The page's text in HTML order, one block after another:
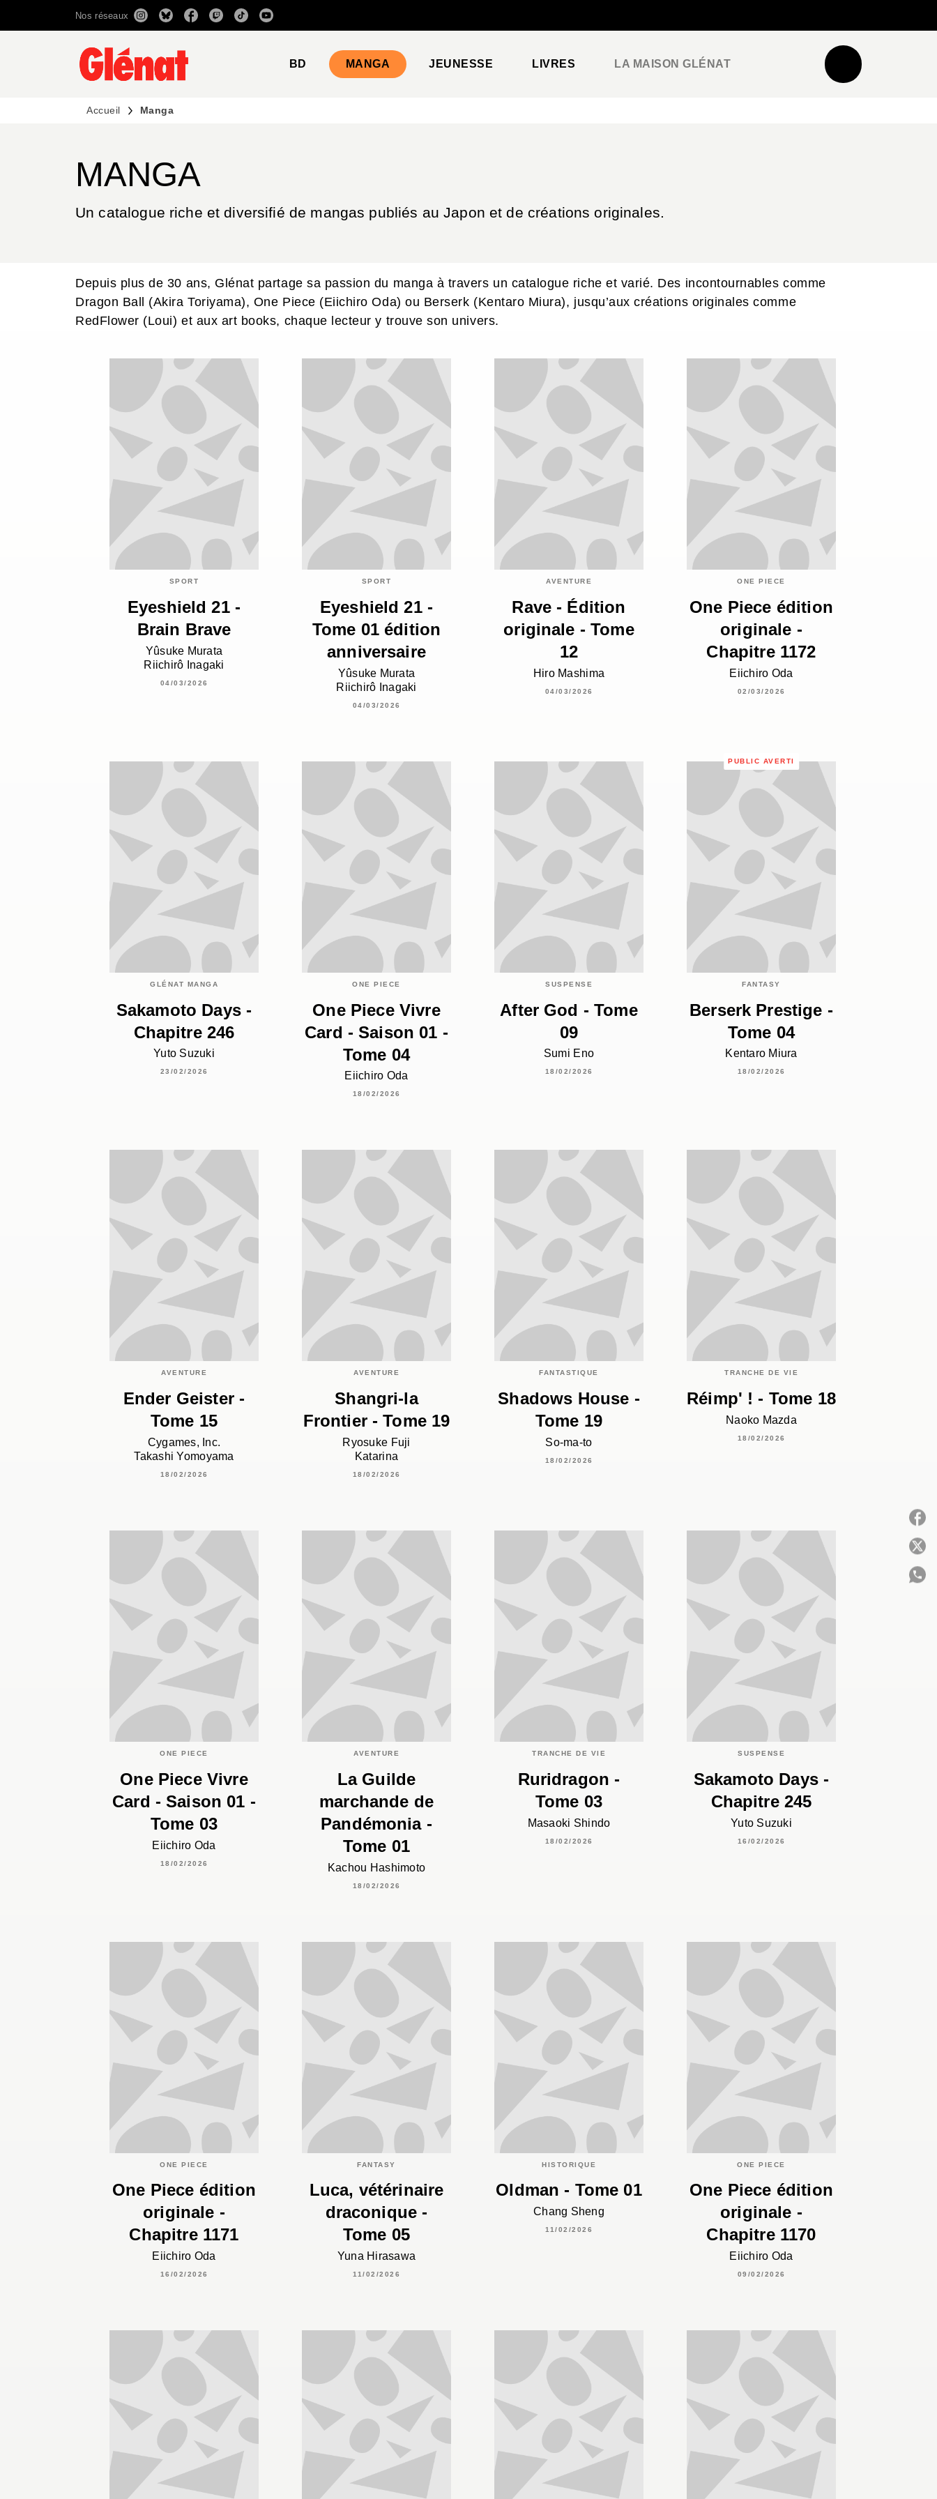
RECHERCHE CONTENU
Nos réseaux
BD MANGA JEUNESSE LIVRES LA MAISON GLÉNAT
Accueil Manga
MANGA
Un catalogue riche et diversifié de mangas publiés au Japon et de créations originales.
Depuis plus de 30 ans, Glénat partage sa passion du manga à travers un catalogue riche et varié. Des incontournables comme
Dragon Ball (Akira Toriyama), One Piece (Eiichiro Oda) ou Berserk (Kentaro Miura), jusqu’aux créations originales comme
RedFlower (Loui) et aux art books, chaque lecteur y trouve son univers.
SPORT
Eyeshield 21 -
Brain Brave
Yûsuke Murata
Riichirô Inagaki
04/03/2026
SPORT
Eyeshield 21 -
Tome 01 édition
anniversaire
Yûsuke Murata
Riichirô Inagaki
04/03/2026
AVENTURE
Rave - Édition
originale - Tome
12
Hiro Mashima
04/03/2026
ONE PIECE
One Piece édition
originale -
Chapitre 1172
Eiichiro Oda
02/03/2026
GLÉNAT MANGA
Sakamoto Days -
Chapitre 246
Yuto Suzuki
23/02/2026
ONE PIECE
One Piece Vivre
Card - Saison 01 -
Tome 04
Eiichiro Oda
18/02/2026
SUSPENSE
After God - Tome
09
Sumi Eno
18/02/2026
PUBLIC AVERTI
FANTASY
Berserk Prestige -
Tome 04
Kentaro Miura
18/02/2026
AVENTURE
Ender Geister -
Tome 15
Cygames, Inc.
Takashi Yomoyama
18/02/2026
AVENTURE
Shangri-la
Frontier - Tome 19
Ryosuke Fuji
Katarina
18/02/2026
FANTASTIQUE
Shadows House -
Tome 19
So-ma-to
18/02/2026
TRANCHE DE VIE
Réimp' ! - Tome 18
Naoko Mazda
18/02/2026
ONE PIECE
One Piece Vivre
Card - Saison 01 -
Tome 03
Eiichiro Oda
18/02/2026
AVENTURE
La Guilde
marchande de
Pandémonia -
Tome 01
Kachou Hashimoto
18/02/2026
TRANCHE DE VIE
Ruridragon -
Tome 03
Masaoki Shindo
18/02/2026
SUSPENSE
Sakamoto Days -
Chapitre 245
Yuto Suzuki
16/02/2026
ONE PIECE
One Piece édition
originale -
Chapitre 1171
Eiichiro Oda
16/02/2026
FANTASY
Luca, vétérinaire
draconique -
Tome 05
Yuna Hirasawa
11/02/2026
HISTORIQUE
Oldman - Tome 01
Chang Sheng
11/02/2026
ONE PIECE
One Piece édition
originale -
Chapitre 1170
Eiichiro Oda
09/02/2026